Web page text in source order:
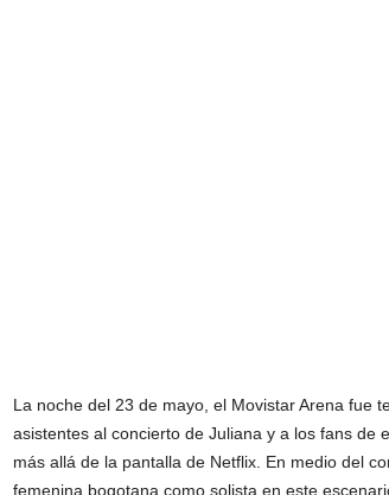
La noche del 23 de mayo, el Movistar Arena fue
asistentes al concierto de Juliana y a los fans de
más allá de la pantalla de Netflix. En medio del
femenina bogotana como solista en este